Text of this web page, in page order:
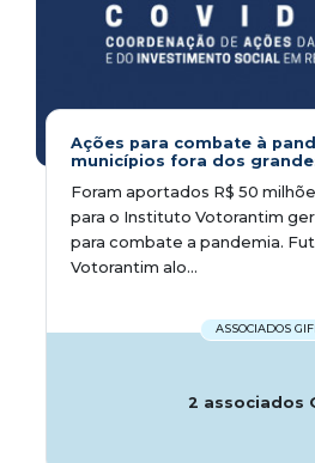
Ações para combate à
municípios fora dos
Foram aportados R$ 50
para o Instituto Votorantim
para combate a pandemia.
Votorantim alo...
ASSOCIADOS
2 associados